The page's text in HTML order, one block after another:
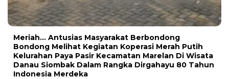
Meriah… Antusias Masyarakat Berbondong
Bondong Melihat Kegiatan Koperasi Merah Putih
Kelurahan Paya Pasir Kecamatan Marelan Di Wisata
Danau Siombak Dalam Rangka Dirgahayu 80 Tahun
Indonesia Merdeka